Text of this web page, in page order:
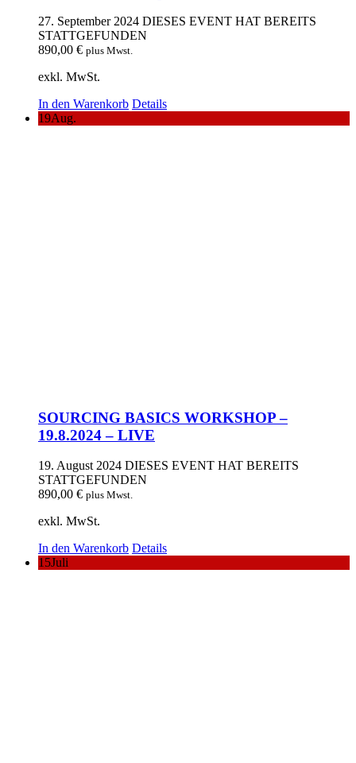
27. September 2024 DIESES EVENT HAT BEREITS
STATTGEFUNDEN
890,00 € plus Mwst.
exkl. MwSt.
In den Warenkorb Details
19Aug.
SOURCING BASICS WORKSHOP –
19.8.2024 – LIVE
19. August 2024 DIESES EVENT HAT BEREITS
STATTGEFUNDEN
890,00 € plus Mwst.
exkl. MwSt.
In den Warenkorb Details
15Juli